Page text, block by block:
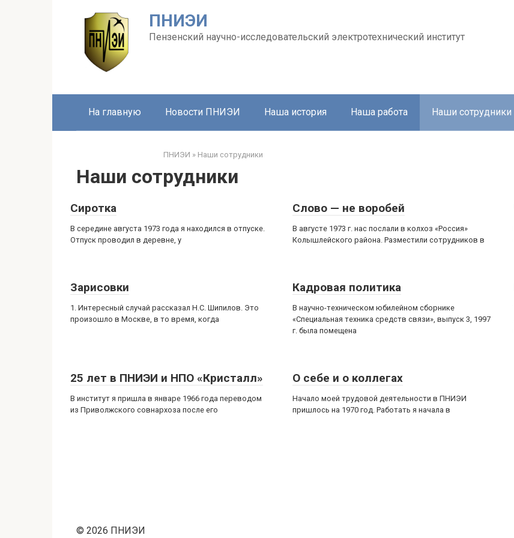
ПНИЭИ
Пензенский научно-исследовательский электротехнический институт
На главную Новости ПНИЭИ Наша история Наша работа Наши сотрудники
ПНИЭИ » Наши сотрудники
Наши сотрудники
Сиротка
В середине августа 1973 года я находился в отпуске.
Отпуск проводил в деревне, у
Слово — не воробей
В августе 1973 г. нас послали в колхоз «Россия»
Колышлейского района. Разместили сотрудников в
Зарисовки
1. Интересный случай рассказал Н.С. Шипилов. Это
произошло в Москве, в то время, когда
Кадровая политика
В научно-техническом юбилейном сборнике
«Специальная техника средств связи», выпуск 3, 1997
г. была помещена
25 лет в ПНИЭИ и НПО «Кристалл»
В институт я пришла в январе 1966 года переводом
из Приволжского совнархоза после его
О себе и о коллегах
Начало моей трудовой деятельности в ПНИЭИ
пришлось на 1970 год. Работать я начала в
© 2026 ПНИЭИ